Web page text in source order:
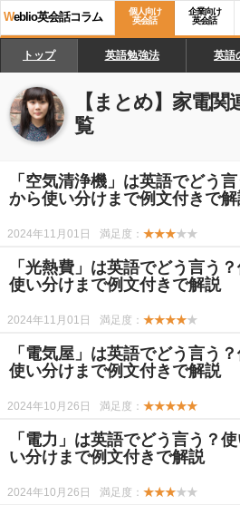
Weblio英会話コラム
個人向け
英会話
企業向け
英会話
トップ 英語勉強法 英語
【まとめ】 家電関
覧
「空気清浄機」は英語でどう
から使い分けまで例文付きで
2024年11月01日 満足度： ★★★★★
「光熱費」は英語でどう言う
使い分けまで例文付きで解説
2024年11月01日 満足度： ★★★★★
「電気屋」は英語でどう言う
使い分けまで例文付きで解説
2024年10月26日 満足度： ★★★★★
「電力」は英語でどう言う？
い分けまで例文付きで解説
2024年10月26日 満足度： ★★★★★